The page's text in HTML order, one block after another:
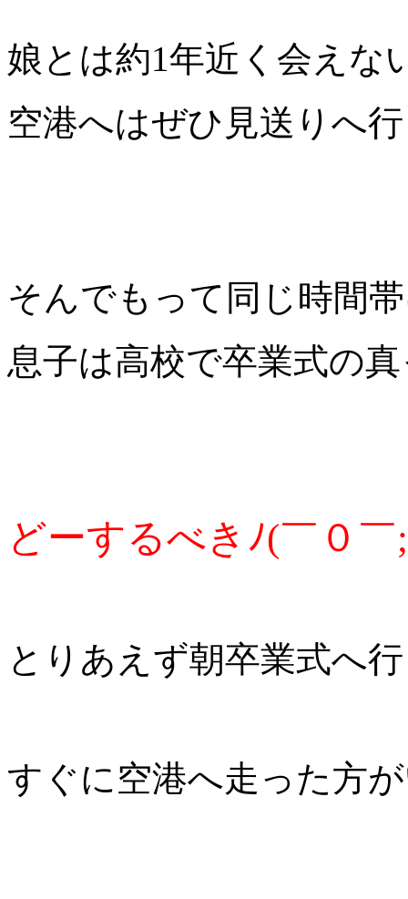
娘とは約1年近く会えな
空港へはぜひ見送りへ
そんでもって同じ時間
息子は高校で卒業式の
どーするべきﾉ(￣０
とりあえず朝卒業式へ
すぐに空港へ走った方